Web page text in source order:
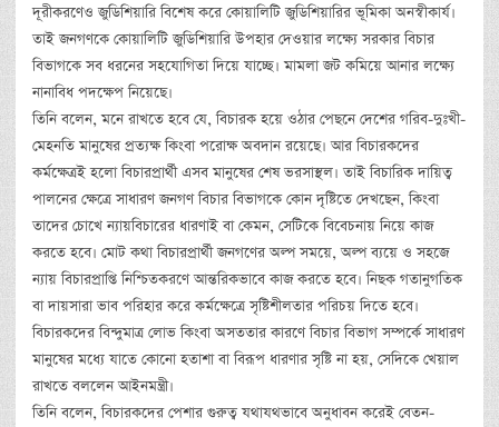
দূরীকরণেও জুডিশিয়ারি বিশেষ করে কোয়ালিটি জুডিশিয়ারির ভূমিকা অনস্বীকার্য।
তাই জনগণকে কোয়ালিটি জুডিশিয়ারি উপহার দেওয়ার লক্ষ্যে সরকার বিচার
বিভাগকে সব ধরনের সহযোগিতা দিয়ে যাচ্ছে। মামলা জট কমিয়ে আনার লক্ষ্যে
নানাবিধ পদক্ষেপ নিয়েছে।
তিনি বলেন, মনে রাখতে হবে যে, বিচারক হয়ে ওঠার পেছনে দেশের গরিব-দুঃখী-
মেহনতি মানুষের প্রত্যক্ষ কিংবা পরোক্ষ অবদান রয়েছে। আর বিচারকদের
কর্মক্ষেত্রই হলো বিচারপ্রার্থী এসব মানুষের শেষ ভরসাস্থল। তাই বিচারিক দায়িত্ব
পালনের ক্ষেত্রে সাধারণ জনগণ বিচার বিভাগকে কোন দৃষ্টিতে দেখছেন, কিংবা
তাদের চোখে ন্যায়বিচারের ধারণাই বা কেমন, সেটিকে বিবেচনায় নিয়ে কাজ
করতে হবে। মোট কথা বিচারপ্রার্থী জনগণের অল্প সময়ে, অল্প ব্যয়ে ও সহজে
ন্যায় বিচারপ্রাপ্তি নিশ্চিতকরণে আন্তরিকভাবে কাজ করতে হবে। নিছক গতানুগতিক
বা দায়সারা ভাব পরিহার করে কর্মক্ষেত্রে সৃষ্টিশীলতার পরিচয় দিতে হবে।
বিচারকদের বিন্দুমাত্র লোভ কিংবা অসততার কারণে বিচার বিভাগ সম্পর্কে সাধারণ
মানুষের মধ্যে যাতে কোনো হতাশা বা বিরূপ ধারণার সৃষ্টি না হয়, সেদিকে খেয়াল
রাখতে বললেন আইনমন্ত্রী।
তিনি বলেন, বিচারকদের পেশার গুরুত্ব যথাযথভাবে অনুধাবন করেই বেতন-